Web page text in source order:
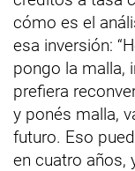
cómo es el
esa inversión:
pongo la malla,
prefiera
y ponés malla,
futuro. Eso
en cuatro años,